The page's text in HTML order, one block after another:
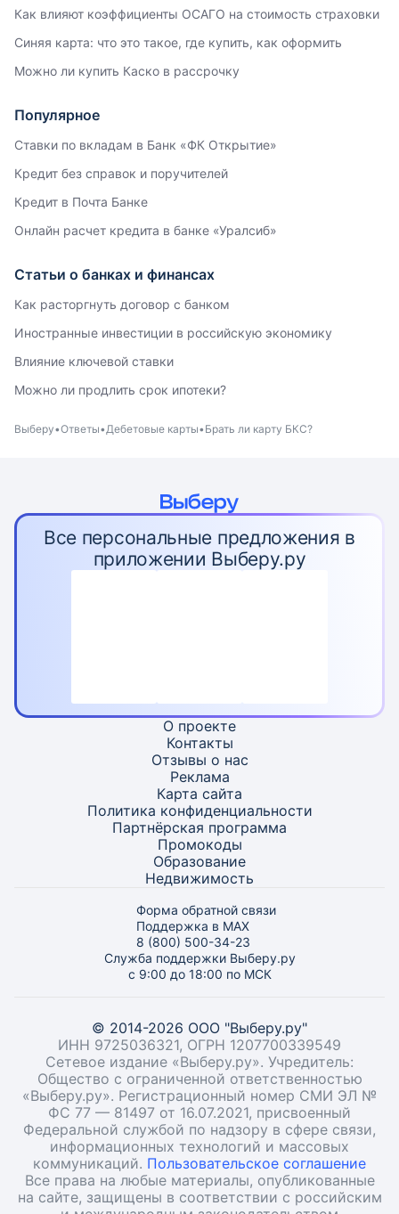
Как влияют коэффициенты ОСАГО на стоимость страховки
Синяя карта: что это такое, где купить, как оформить
Можно ли купить Каско в рассрочку
Популярное
Ставки по вкладам в Банк «ФК Открытие»
Кредит без справок и поручителей
Кредит в Почта Банке
Онлайн расчет кредита в банке «Уралсиб»
Статьи о банках и финансах
Как расторгнуть договор с банком
Иностранные инвестиции в российскую экономику
Влияние ключевой ставки
Можно ли продлить срок ипотеки?
Выберу Ответы Дебетовые карты Брать ли карту БКС?
Все персональные предложения в
приложении Выберу.ру
О проекте
Контакты
Отзывы о нас
Реклама
Карта сайта
Политика конфиденциальности
Партнёрская программа
Промокоды
Образование
Недвижимость
Форма обратной связи
Поддержка в MAX
8 (800) 500-34-23
Служба поддержки Выберу.ру
с 9:00 до 18:00 по МСК
© 2014-2026 ООО "Выберу.ру"
ИНН 9725036321, ОГРН 1207700339549
Сетевое издание «Выберу.ру». Учредитель:
Общество с ограниченной ответственностью
«Выберу.ру». Регистрационный номер СМИ ЭЛ №
ФС 77 — 81497 от 16.07.2021, присвоенный
Федеральной службой по надзору в сфере связи,
информационных технологий и массовых
коммуникаций. Пользовательское соглашение
Все права на любые материалы, опубликованные
на сайте, защищены в соответствии с российским